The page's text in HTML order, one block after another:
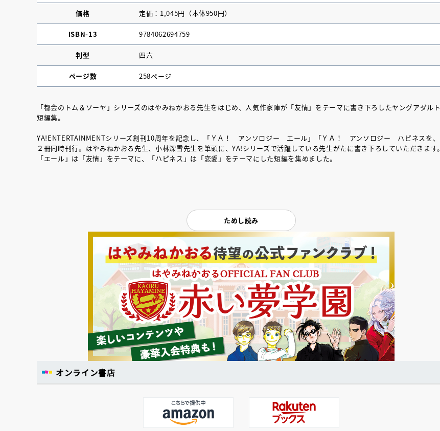
価格 定価：1,045円（本体950円）
ISBN-13 9784062694759
判型 四六
ページ数 258ページ
「都会のトム＆ソーヤ」シリーズのはやみねかおる先生をはじめ、人気作家陣が「友情」をテーマに書き下ろしたヤングアダルト
短編集。
YA!ENTERTAINMENTシリーズ創刊10周年を記念し、「ＹＡ！ アンソロジー エール」「ＹＡ！ アンソロジー ハピネスを、
２冊同時刊行。はやみねかおる先生、小林深雪先生を筆頭に、YA!シリーズで活躍している先生がたに書き下ろしていただきます。
「エール」は「友情」をテーマに、「ハピネス」は「恋愛」をテーマにした短編を集めました。
ためし読み
オンライン書店
イト ＃４ 2026年９月30日発売決定！